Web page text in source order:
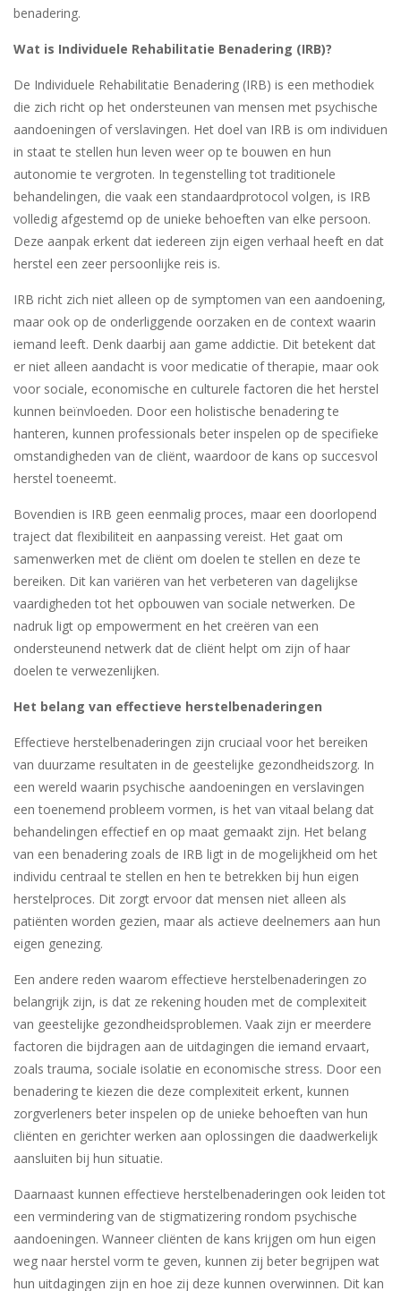
benadering.
Wat is Individuele Rehabilitatie Benadering (IRB)?
De Individuele Rehabilitatie Benadering (IRB) is een methodiek
die zich richt op het ondersteunen van mensen met psychische
aandoeningen of verslavingen. Het doel van IRB is om individuen
in staat te stellen hun leven weer op te bouwen en hun
autonomie te vergroten. In tegenstelling tot traditionele
behandelingen, die vaak een standaardprotocol volgen, is IRB
volledig afgestemd op de unieke behoeften van elke persoon.
Deze aanpak erkent dat iedereen zijn eigen verhaal heeft en dat
herstel een zeer persoonlijke reis is.
IRB richt zich niet alleen op de symptomen van een aandoening,
maar ook op de onderliggende oorzaken en de context waarin
iemand leeft. Denk daarbij aan game addictie. Dit betekent dat
er niet alleen aandacht is voor medicatie of therapie, maar ook
voor sociale, economische en culturele factoren die het herstel
kunnen beïnvloeden. Door een holistische benadering te
hanteren, kunnen professionals beter inspelen op de specifieke
omstandigheden van de cliënt, waardoor de kans op succesvol
herstel toeneemt.
Bovendien is IRB geen eenmalig proces, maar een doorlopend
traject dat flexibiliteit en aanpassing vereist. Het gaat om
samenwerken met de cliënt om doelen te stellen en deze te
bereiken. Dit kan variëren van het verbeteren van dagelijkse
vaardigheden tot het opbouwen van sociale netwerken. De
nadruk ligt op empowerment en het creëren van een
ondersteunend netwerk dat de cliënt helpt om zijn of haar
doelen te verwezenlijken.
Het belang van effectieve herstelbenaderingen
Effectieve herstelbenaderingen zijn cruciaal voor het bereiken
van duurzame resultaten in de geestelijke gezondheidszorg. In
een wereld waarin psychische aandoeningen en verslavingen
een toenemend probleem vormen, is het van vitaal belang dat
behandelingen effectief en op maat gemaakt zijn. Het belang
van een benadering zoals de IRB ligt in de mogelijkheid om het
individu centraal te stellen en hen te betrekken bij hun eigen
herstelproces. Dit zorgt ervoor dat mensen niet alleen als
patiënten worden gezien, maar als actieve deelnemers aan hun
eigen genezing.
Een andere reden waarom effectieve herstelbenaderingen zo
belangrijk zijn, is dat ze rekening houden met de complexiteit
van geestelijke gezondheidsproblemen. Vaak zijn er meerdere
factoren die bijdragen aan de uitdagingen die iemand ervaart,
zoals trauma, sociale isolatie en economische stress. Door een
benadering te kiezen die deze complexiteit erkent, kunnen
zorgverleners beter inspelen op de unieke behoeften van hun
cliënten en gerichter werken aan oplossingen die daadwerkelijk
aansluiten bij hun situatie.
Daarnaast kunnen effectieve herstelbenaderingen ook leiden tot
een vermindering van de stigmatizering rondom psychische
aandoeningen. Wanneer cliënten de kans krijgen om hun eigen
weg naar herstel vorm te geven, kunnen zij beter begrijpen wat
hun uitdagingen zijn en hoe zij deze kunnen overwinnen. Dit kan